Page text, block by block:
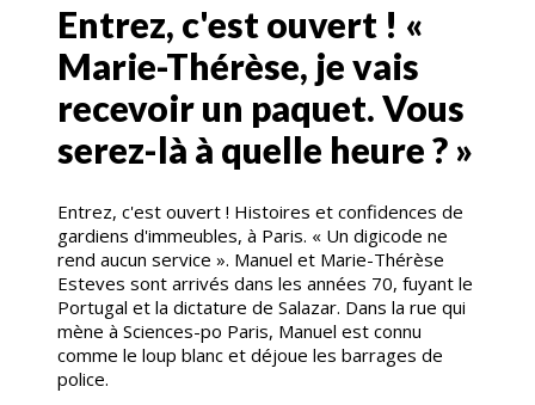
Entrez, c'est ouvert ! «
Marie-Thérèse, je vais
recevoir un paquet. Vous
serez-là à quelle heure ? »
Entrez, c'est ouvert ! Histoires et confidences de
gardiens d'immeubles, à Paris. « Un digicode ne
rend aucun service ». Manuel et Marie-Thérèse
Esteves sont arrivés dans les années 70, fuyant le
Portugal et la dictature de Salazar. Dans la rue qui
mène à Sciences-po Paris, Manuel est connu
comme le loup blanc et déjoue les barrages de
police.